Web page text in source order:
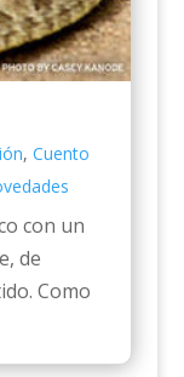
, Cuento
con un
de
Como